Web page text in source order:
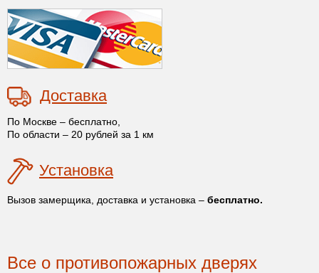
Доставка
По Москве – бесплатно,
По области – 20 рублей за 1 км
Установка
Вызов замерщика, доставка и установка – бесплатно.
Все о противопожарных дверях